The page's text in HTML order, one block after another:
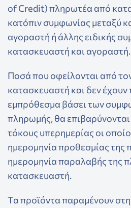
of Credit) πληρωτέα από
κατόπιν συμφωνίας μεταξύ
αγοραστή ή άλλης ειδικής
κατασκευαστή και αγοραστή.
Ποσά που οφείλονται από
κατασκευαστή και δεν
εμπρόθεσμα βάσει των
πληρωμής, θα επιβαρύνονται
τόκους υπερημερίας οι
ημερομηνία προθεσμίας της
ημερομηνία παραλαβής της
κατασκευαστή.
Τα προϊόντα παραμένουν